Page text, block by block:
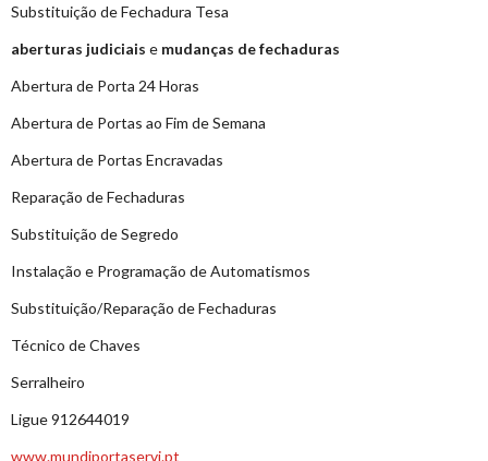
Substituição de Fechadura Tesa
aberturas judiciais e mudanças de fechaduras
Abertura de Porta 24 Horas
Abertura de Portas ao Fim de Semana
Abertura de Portas Encravadas
Reparação de Fechaduras
Substituição de Segredo
Instalação e Programação de Automatismos
Substituição/Reparação de Fechaduras
Técnico de Chaves
Serralheiro
Ligue 912644019
www.mundiportaservi.pt